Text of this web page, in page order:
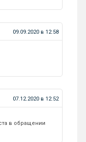
09.09.2020 в 12:58
07.12.2020 в 12:52
в обращении